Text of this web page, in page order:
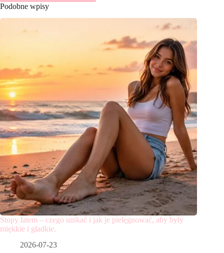
Podobne wpisy
Stopy latem – czego unikać i jak je pielęgnować, aby były
miękkie i gładkie.
2026-07-23